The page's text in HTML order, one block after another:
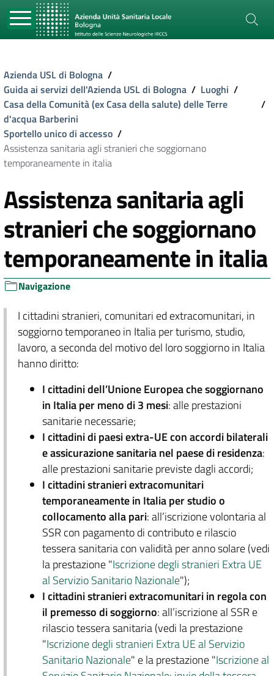
Azienda USL di Bologna /
Guida ai servizi dell'Azienda USL di Bologna / Luoghi /
Casa della Comunità (ex Casa della salute) delle Terre
d'acqua Barberini
/
Sportello unico di accesso /
Assistenza sanitaria agli stranieri che soggiornano
temporaneamente in italia
Assistenza sanitaria agli
stranieri che soggiornano
temporaneamente in italia
Navigazione
I cittadini stranieri, comunitari ed extracomunitari, in
soggiorno temporaneo in Italia per turismo, studio,
lavoro, a seconda del motivo del loro soggiorno in Italia
hanno diritto:
I cittadini dell’Unione Europea che soggiornano
in Italia per meno di 3 mesi: alle prestazioni
sanitarie necessarie;
I cittadini di paesi extra-UE con accordi bilaterali
e assicurazione sanitaria nel paese di residenza:
alle prestazioni sanitarie previste dagli accordi;
I cittadini stranieri extracomunitari
temporaneamente in Italia per studio o
collocamento alla pari: all’iscrizione volontaria al
SSR con pagamento di contributo e rilascio
tessera sanitaria con validità per anno solare (vedi
la prestazione "Iscrizione degli stranieri Extra UE
al Servizio Sanitario Nazionale");
I cittadini stranieri extracomunitari in regola con
il premesso di soggiorno: all’iscrizione al SSR e
rilascio tessera sanitaria (vedi la prestazione
"Iscrizione degli stranieri Extra UE al Servizio
Sanitario Nazionale" e la prestazione "Iscrizione al